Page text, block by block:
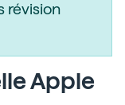
révision
Apple